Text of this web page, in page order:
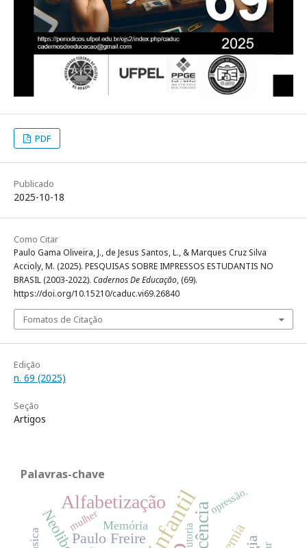
PDF
Publicado
2025-10-18
Como Citar
Paulo Gama Oliveira, J., de Jesus Santos, L., & Marques Cruz Silva
Accioly, M. (2025). PESQUISAS SOBRE IMPRESSOS ESTUDANTIS NO
BRASIL (2003-2022). Cadernos De Educação, (69).
https://doi.org/10.15210/caduc.vi69.26840
Fomatos de Citação
Edição
n. 69 (2025)
Seção
Artigos
Palavras-chave
Alfabetização
Paulo Freire
Memória
opressão.
mulher
autoria